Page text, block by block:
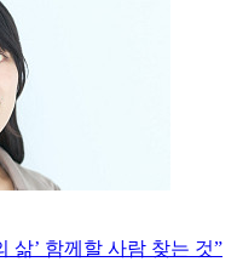
삶’ 함께할 사람 찾는 것”